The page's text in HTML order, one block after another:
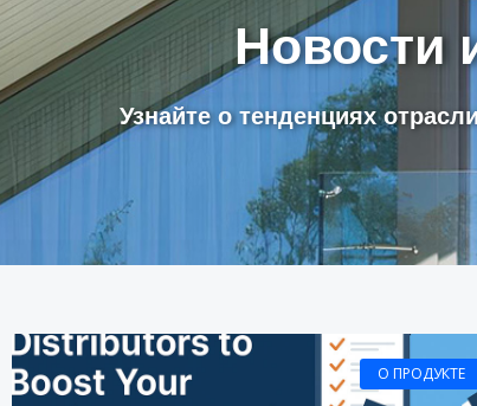
Новости
Узнайте о тенденциях
О ПРОДУКТЕ